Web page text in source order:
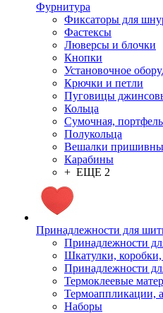
Фурнитура
Фиксаторы для
Фастексы
Люверсы и блочки
Кнопки
Установочное
Крючки и петли
Пуговицы
Кольца
Сумочная,
Полукольца
Вешалки
Карабины
+ ЕЩЕ 2
Принадлежности для
Принадлежности
Шкатулки,
Принадлежности
Термоклеевые
Термоаппликации,
Наборы